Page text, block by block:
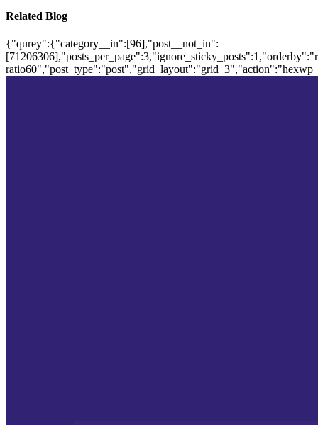
Related Blog
{"qurey":{"category__in":[96],"post__not_in":